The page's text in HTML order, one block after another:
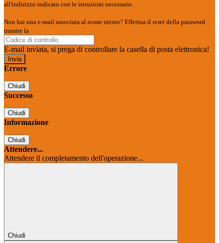
all'indirizzo indicato con le istruzioni necessarie.
Non hai una e-mail associata al nome utente? Effettua il reset della password
tramite la
E-mail inviata, si prega di controllare la casella di posta elettronica!
Errore
Chiudi
Successo
Chiudi
Informazione
Chiudi
Attendere...
Attendere il completamento dell'operazione...
Chiudi